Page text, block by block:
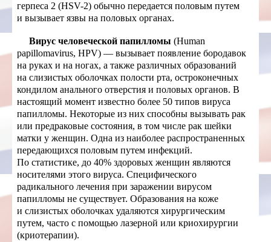
герпеса 2 (HSV-2) обычно передается половым путем
и вызывает язвы на половых органах.
Вирус человеческой папилломы (Human
papillomavirus, HPV) — вызывает появление бородавок
на руках и на ногах, а также различных образований
на слизистых оболочках полости рта, остроконечных
кондилом анального отверстия и половых органов. В
настоящий момент известно более 50 типов вируса
папилломы. Некоторые из них способны вызывать рак
или предраковые состояния, в том числе рак шейки
матки у женщин. Одна из наиболее распространенных
передающихся половым путем инфекций.
По статистике, до 40% здоровых женщин являются
носителями этого вируса. Специфического
радикального лечения при заражении вирусом
папилломы не существует. Образования на коже
и слизистых оболочках удаляются хирургическим
путем, часто с помощью лазерной или криохирургии
(криотерапии).